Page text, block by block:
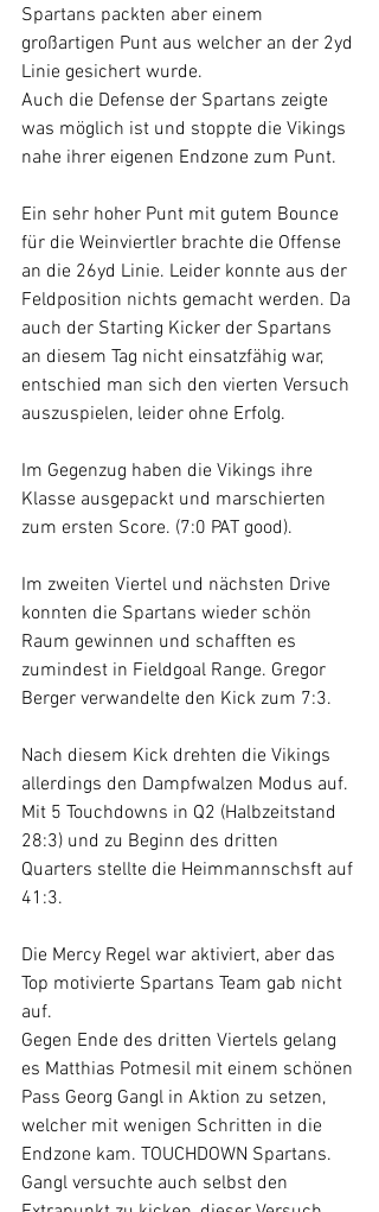
Spartans packten aber einem
großartigen Punt aus welcher an der 2yd
Linie gesichert wurde.
Auch die Defense der Spartans zeigte
was möglich ist und stoppte die Vikings
nahe ihrer eigenen Endzone zum Punt.
Ein sehr hoher Punt mit gutem Bounce
für die Weinviertler brachte die Offense
an die 26yd Linie. Leider konnte aus der
Feldposition nichts gemacht werden. Da
auch der Starting Kicker der Spartans
an diesem Tag nicht einsatzfähig war,
entschied man sich den vierten Versuch
auszuspielen, leider ohne Erfolg.
Im Gegenzug haben die Vikings ihre
Klasse ausgepackt und marschierten
zum ersten Score. (7:0 PAT good).
Im zweiten Viertel und nächsten Drive
konnten die Spartans wieder schön
Raum gewinnen und schafften es
zumindest in Fieldgoal Range. Gregor
Berger verwandelte den Kick zum 7:3.
Nach diesem Kick drehten die Vikings
allerdings den Dampfwalzen Modus auf.
Mit 5 Touchdowns in Q2 (Halbzeitstand
28:3) und zu Beginn des dritten
Quarters stellte die Heimmannschsft auf
41:3.
Die Mercy Regel war aktiviert, aber das
Top motivierte Spartans Team gab nicht
auf.
Gegen Ende des dritten Viertels gelang
es Matthias Potmesil mit einem schönen
Pass Georg Gangl in Aktion zu setzen,
welcher mit wenigen Schritten in die
Endzone kam. TOUCHDOWN Spartans.
Gangl versuchte auch selbst den